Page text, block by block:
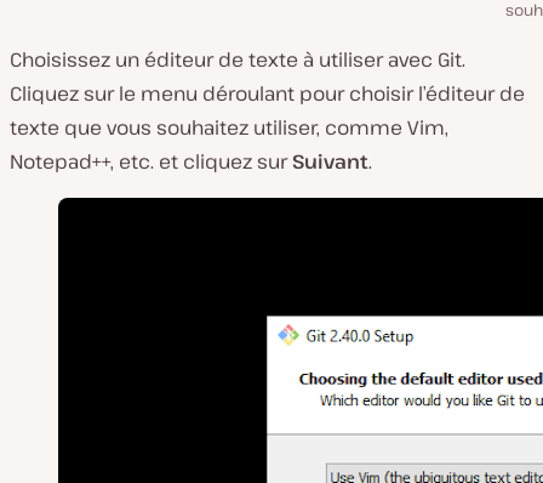
Choisissez un éditeur de texte à utiliser avec Git.
Cliquez sur le menu déroulant pour choisir l’éditeur de
texte que vous souhaitez utiliser, comme Vim,
Notepad++, etc. et cliquez surSuivant.